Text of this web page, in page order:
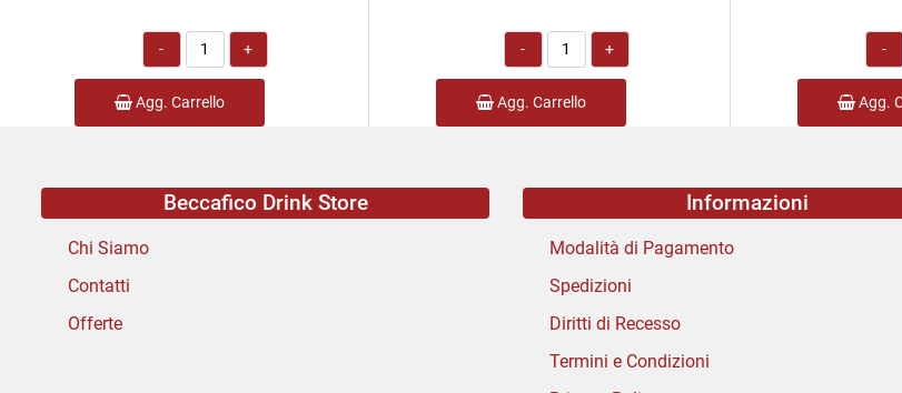
Quantità
Agg. Carrello
Quantità
Agg. Carrello Agg.
Beccafico Drink Store
Chi Siamo
Contatti
Offerte
Informazioni
Modalità di Pagamento
Spedizioni
Diritti di Recesso
Termini e Condizioni